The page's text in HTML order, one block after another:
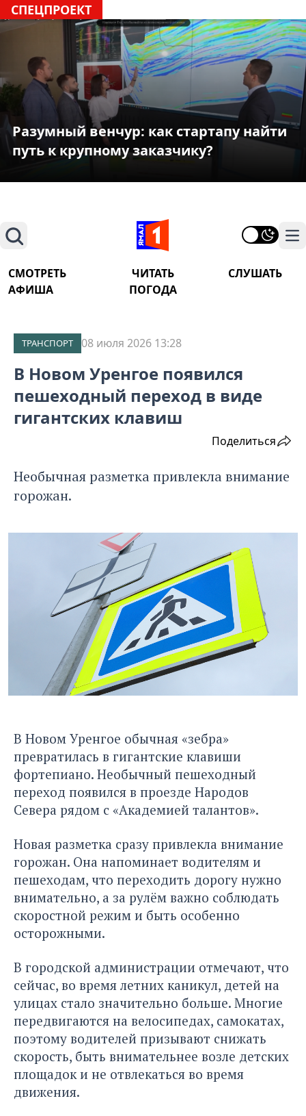
СПЕЦПРОЕКТ
Разумный венчур: как стартапу найти
путь к крупному заказчику?
Поиск
СМОТРЕТЬ ЧИТАТЬ
СЛУШАТЬ
АФИША
ПОГОДА
ТРАНСПОРТ 08 июля 2026 13:28
В Новом Уренгое появился
пешеходный переход в виде
гигантских клавиш
Поделиться
Необычная разметка привлекла внимание
горожан.
В Новом Уренгое обычная «зебра»
превратилась в гигантские клавиши
фортепиано. Необычный пешеходный
переход появился в проезде Народов
Севера рядом с «Академией талантов».
Новая разметка сразу привлекла внимание
горожан. Она напоминает водителям и
пешеходам, что переходить дорогу нужно
внимательно, а за рулём важно соблюдать
скоростной режим и быть особенно
осторожными.
В городской администрации отмечают, что
сейчас, во время летних каникул, детей на
улицах стало значительно больше. Многие
передвигаются на велосипедах, самокатах,
поэтому водителей призывают снижать
скорость, быть внимательнее возле детских
площадок и не отвлекаться во время
движения.